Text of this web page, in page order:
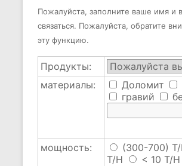
Пожалуйста, заполните ваше имя и
связаться. Пожалуйста, обратите
эту функцию.
Продукты:
материалы:
Доломит
гравий
мощность: (300-700) T/
T/H
< 10 T/H